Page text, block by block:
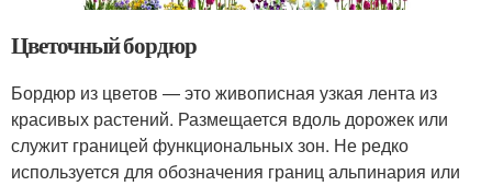
Цветочный бордюр
Бордюр из цветов — это живописная узкая лента из
красивых растений. Размещается вдоль дорожек или
служит границей функциональных зон. Не редко
используется для обозначения границ альпинария или